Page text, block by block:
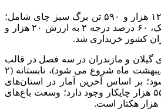
سال گذشته در مجموع ۱۲۴ هزار و ۵۹۰ تن برگ سبز چای شامل؛
۴۰ درصد محصول درجه یک، ۶۰ درصد درجه ۲ به ارزش ۲۰ هزار و
گیلان و مازندران در سه فصل در قالب
چهار چین که بهاره (از اردیبهشت ماه شروع می شود)، تابستانه (۲
بر اساس آخرین آمار در استان‌های
گیلان و مازندران بالغ بر ۵۵ هزار چایکار وجود دارد؛ وسعت باغ‌های